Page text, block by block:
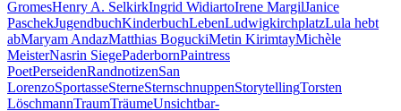
GromesHenry A. SelkirkIngrid WidiartoIrene MargilJanice
PaschekJugendbuchKinderbuchLebenLudwigkirchplatzLula hebt
abMaryam AndazMatthias BoguckiMetin KirimtayMichèle
MeisterNasrin SiegePaderbornPaintress
PoetPerseidenRandnotizenSan
LorenzoSportasseSterneSternschnuppenStorytellingTorsten
LöschmannTraumTräumeUnsichtbar-